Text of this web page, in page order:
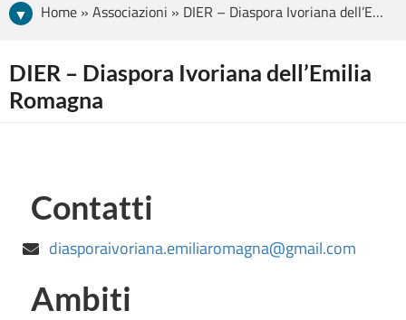
Home » Associazioni » DIER – Diaspora Ivoriana dell’Emilia Romagna
DIER – Diaspora Ivoriana dell’Emilia
Romagna
Contatti
diasporaivoriana.emiliaromagna@gmail.com
Ambiti